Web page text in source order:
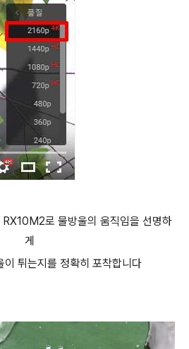
로 물방울의 움직임을 선명하
게
이 튀는지를 정확히 포착합니다